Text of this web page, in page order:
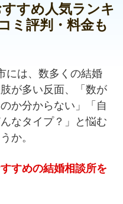
すすめ人気ランキ
ミ評判・料金も
には、数多くの結婚
が多い反面、「数が
か分からない」「自
なタイプ？」と悩む
か。
すめの結婚相談所を